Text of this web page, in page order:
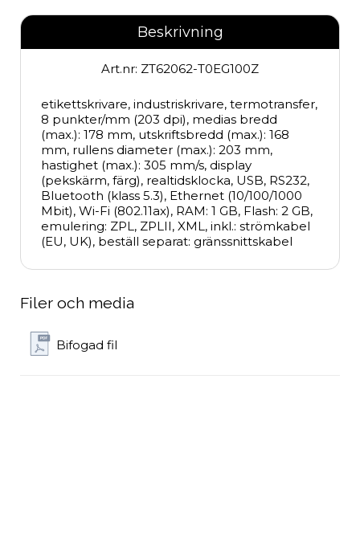
Beskrivning
Art.nr: ZT62062-T0EG100Z
etikettskrivare, industriskrivare, termotransfer,
8 punkter/mm (203 dpi), medias bredd
(max.): 178 mm, utskriftsbredd (max.): 168
mm, rullens diameter (max.): 203 mm,
hastighet (max.): 305 mm/s, display
(pekskärm, färg), realtidsklocka, USB, RS232,
Bluetooth (klass 5.3), Ethernet (10/100/1000
Mbit), Wi-Fi (802.11ax), RAM: 1 GB, Flash: 2 GB,
emulering: ZPL, ZPLII, XML, inkl.: strömkabel
(EU, UK), beställ separat: gränssnittskabel
Filer och media
Bifogad fil